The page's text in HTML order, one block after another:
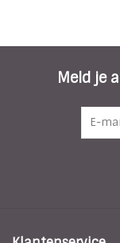
Meld je